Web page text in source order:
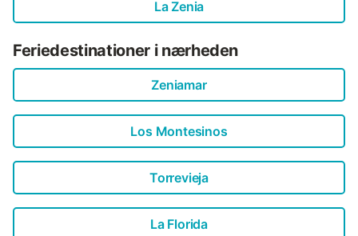
La Zenia
Feriedestinationer i nærheden
Zeniamar
Los Montesinos
Torrevieja
La Florida